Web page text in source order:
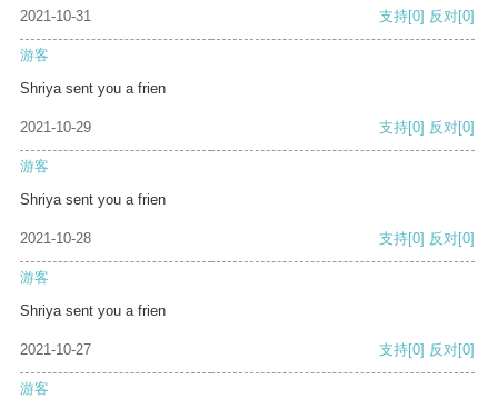
2021-10-31 支持[0] 反对[0]
游客
Shriya sent you a frien
2021-10-29 支持[0] 反对[0]
游客
Shriya sent you a frien
2021-10-28 支持[0] 反对[0]
游客
Shriya sent you a frien
2021-10-27 支持[0] 反对[0]
游客